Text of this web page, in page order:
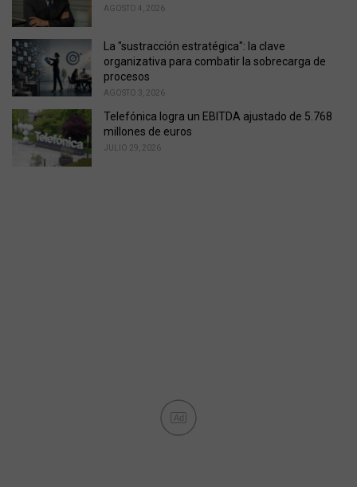
AGOSTO 4, 2026
La "sustracción estratégica": la clave
organizativa para combatir la sobrecarga de
procesos
AGOSTO 3, 2026
Telefónica logra un EBITDA ajustado de 5.768
millones de euros
JULIO 29, 2026
Ad